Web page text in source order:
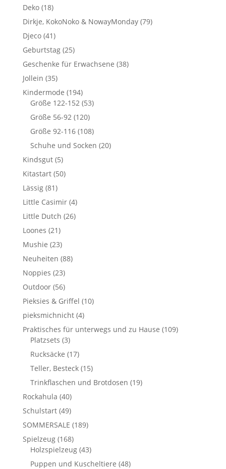
Deko (18)
Dirkje, KokoNoko & NowayMonday (79)
Djeco (41)
Geburtstag (25)
Geschenke für Erwachsene (38)
Jollein (35)
Kindermode (194)
Größe 122-152 (53)
Größe 56-92 (120)
Größe 92-116 (108)
Schuhe und Socken (20)
Kindsgut (5)
Kitastart (50)
Lässig (81)
Little Casimir (4)
Little Dutch (26)
Loones (21)
Mushie (23)
Neuheiten (88)
Noppies (23)
Outdoor (56)
Pieksies & Griffel (10)
pieksmichnicht (4)
Praktisches für unterwegs und zu Hause (109)
Platzsets (3)
Rucksäcke (17)
Teller, Besteck (15)
Trinkflaschen und Brotdosen (19)
Rockahula (40)
Schulstart (49)
SOMMERSALE (189)
Spielzeug (168)
Holzspielzeug (43)
Puppen und Kuscheltiere (48)